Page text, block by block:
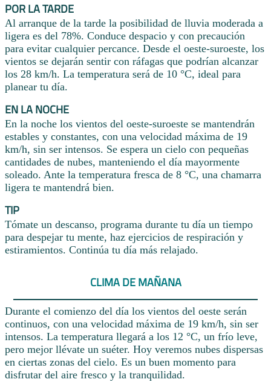
POR LA TARDE
Al arranque de la tarde la posibilidad de lluvia moderada a
ligera es del 78%. Conduce despacio y con precaución
para evitar cualquier percance. Desde el oeste-suroeste, los
vientos se dejarán sentir con ráfagas que podrían alcanzar
los 28 km/h. La temperatura será de 10 °C, ideal para
planear tu día.
EN LA NOCHE
En la noche los vientos del oeste-suroeste se mantendrán
estables y constantes, con una velocidad máxima de 19
km/h, sin ser intensos. Se espera un cielo con pequeñas
cantidades de nubes, manteniendo el día mayormente
soleado. Ante la temperatura fresca de 8 °C, una chamarra
ligera te mantendrá bien.
TIP
Tómate un descanso, programa durante tu día un tiempo
para despejar tu mente, haz ejercicios de respiración y
estiramientos. Continúa tu día más relajado.
CLIMA DE MAÑANA
Durante el comienzo del día los vientos del oeste serán
continuos, con una velocidad máxima de 19 km/h, sin ser
intensos. La temperatura llegará a los 12 °C, un frío leve,
pero mejor llévate un suéter. Hoy veremos nubes dispersas
en ciertas zonas del cielo. Es un buen momento para
disfrutar del aire fresco y la tranquilidad.